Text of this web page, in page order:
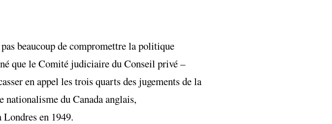
beaucoup de compromettre la politique
que le Comité judiciaire du Conseil privé –
en appel les trois quarts des jugements de la
nationalisme du Canada anglais,
en 1949.